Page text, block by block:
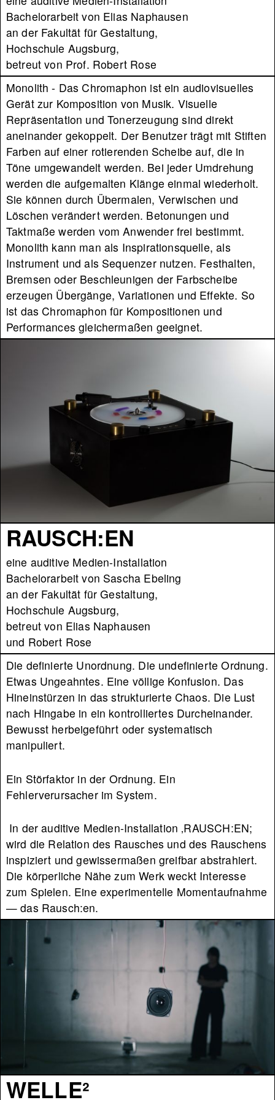
i
t
e
Bachelorarbeit von Elias Naphausen
an der Fakultät für Gestaltung,
Hochschule Augsburg,
betreut von Prof. Robert Rose
Monolith - Das Chromaphon ist ein audiovisuelles
Gerät zur Komposition von Musik. Visuelle
Repräsentation und Tonerzeugung sind direkt
aneinander gekoppelt. Der Benutzer trägt mit Stiften
Farben auf einer rotierenden Scheibe auf, die in
Töne umgewandelt werden. Bei jeder Umdrehung
werden die aufgemalten Klänge einmal wiederholt.
Sie können durch Übermalen, Verwischen und
Löschen verändert werden. Betonungen und
Taktmaße werden vom Anwender frei bestimmt.
Monolith kann man als Inspirationsquelle, als
Instrument und als Sequenzer nutzen. Festhalten,
Bremsen oder Beschleunigen der Farbscheibe
erzeugen Übergänge, Variationen und Effekte. So
ist das Chromaphon für Kompositionen und
Performances gleichermaßen geeignet.
RAUSCH:EN
eine auditive Medien-Installation
Bachelorarbeit von Sascha Ebeling
an der Fakultät für Gestaltung,
Hochschule Augsburg,
betreut von Elias Naphausen
und Robert Rose
Die definierte Unordnung. Die undefinierte Ordnung.
Etwas Ungeahntes. Eine völlige Konfusion. Das
Hineinstürzen in das strukturierte Chaos. Die Lust
nach Hingabe in ein kontrolliertes Durcheinander.
Bewusst herbeigeführt oder systematisch
manipuliert.
Ein Störfaktor in der Ordnung. Ein
Fehlerverursacher im System.
In der auditive Medien-Installation ‚RAUSCH:EN;
wird die Relation des Rausches und des Rauschens
inspiziert und gewissermaßen greifbar abstrahiert.
Die körperliche Nähe zum Werk weckt Interesse
zum Spielen. Eine experimentelle Momentaufnahme
— das Rausch:en.
WELLE²